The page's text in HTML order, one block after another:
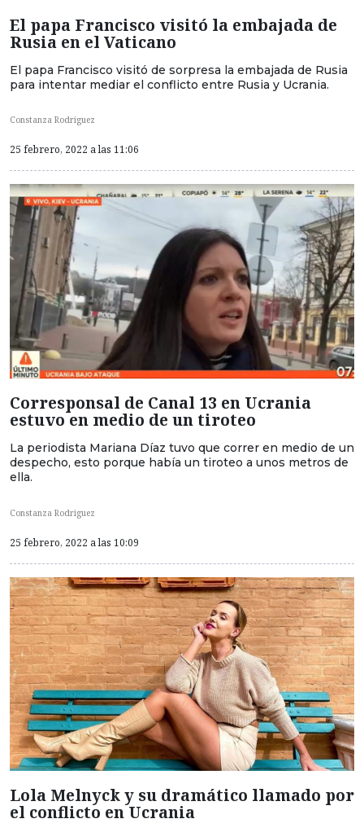
El papa Francisco visitó la embajada de
Rusia en el Vaticano
El papa Francisco visitó de sorpresa la embajada de Rusia
para intentar mediar el conflicto entre Rusia y Ucrania.
Constanza Rodriguez
25 febrero, 2022 a las 11:06
Corresponsal de Canal 13 en Ucrania
estuvo en medio de un tiroteo
La periodista Mariana Díaz tuvo que correr en medio de un
despecho, esto porque había un tiroteo a unos metros de
ella.
Constanza Rodriguez
25 febrero, 2022 a las 10:09
Lola Melnyck y su dramático llamado por
el conflicto en Ucrania